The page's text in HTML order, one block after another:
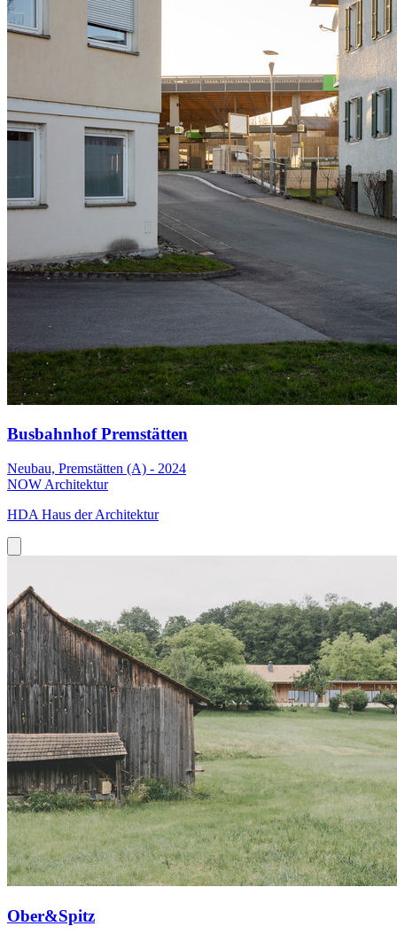
Busbahnhof Premstätten
Neubau, Premstätten (A) - 2024
NOW Architektur
HDA Haus der Architektur
Ober&Spitz